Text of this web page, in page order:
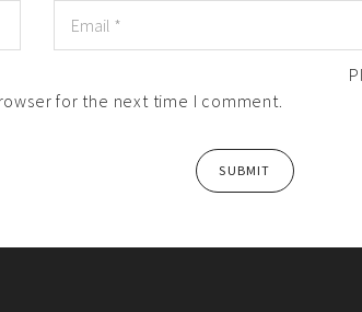
for the next time I comment.